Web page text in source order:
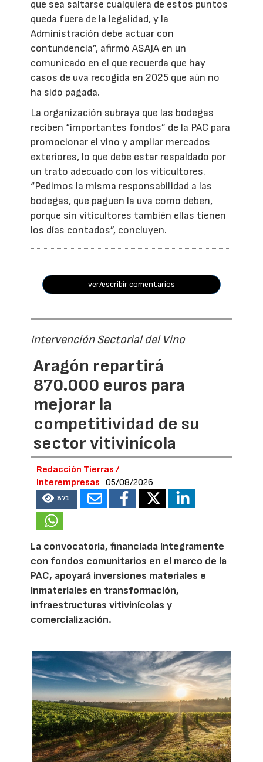
que sea saltarse cualquiera de estos puntos
queda fuera de la legalidad, y la
Administración debe actuar con
contundencia”, afirmó ASAJA en un
comunicado en el que recuerda que hay
casos de uva recogida en 2025 que aún no
ha sido pagada.
La organización subraya que las bodegas
reciben “importantes fondos” de la PAC para
promocionar el vino y ampliar mercados
exteriores, lo que debe estar respaldado por
un trato adecuado con los viticultores.
“Pedimos la misma responsabilidad a las
bodegas, que paguen la uva como deben,
porque sin viticultores también ellas tienen
los días contados”, concluyen.
ver/escribir comentarios
Intervención Sectorial del Vino
Aragón repartirá
870.000 euros para
mejorar la
competitividad de su
sector vitivinícola
Redacción Tierras /
Interempresas
05/08/2026
871
La convocatoria, financiada íntegramente
con fondos comunitarios en el marco de la
PAC, apoyará inversiones materiales e
inmateriales en transformación,
infraestructuras vitivinícolas y
comercialización.